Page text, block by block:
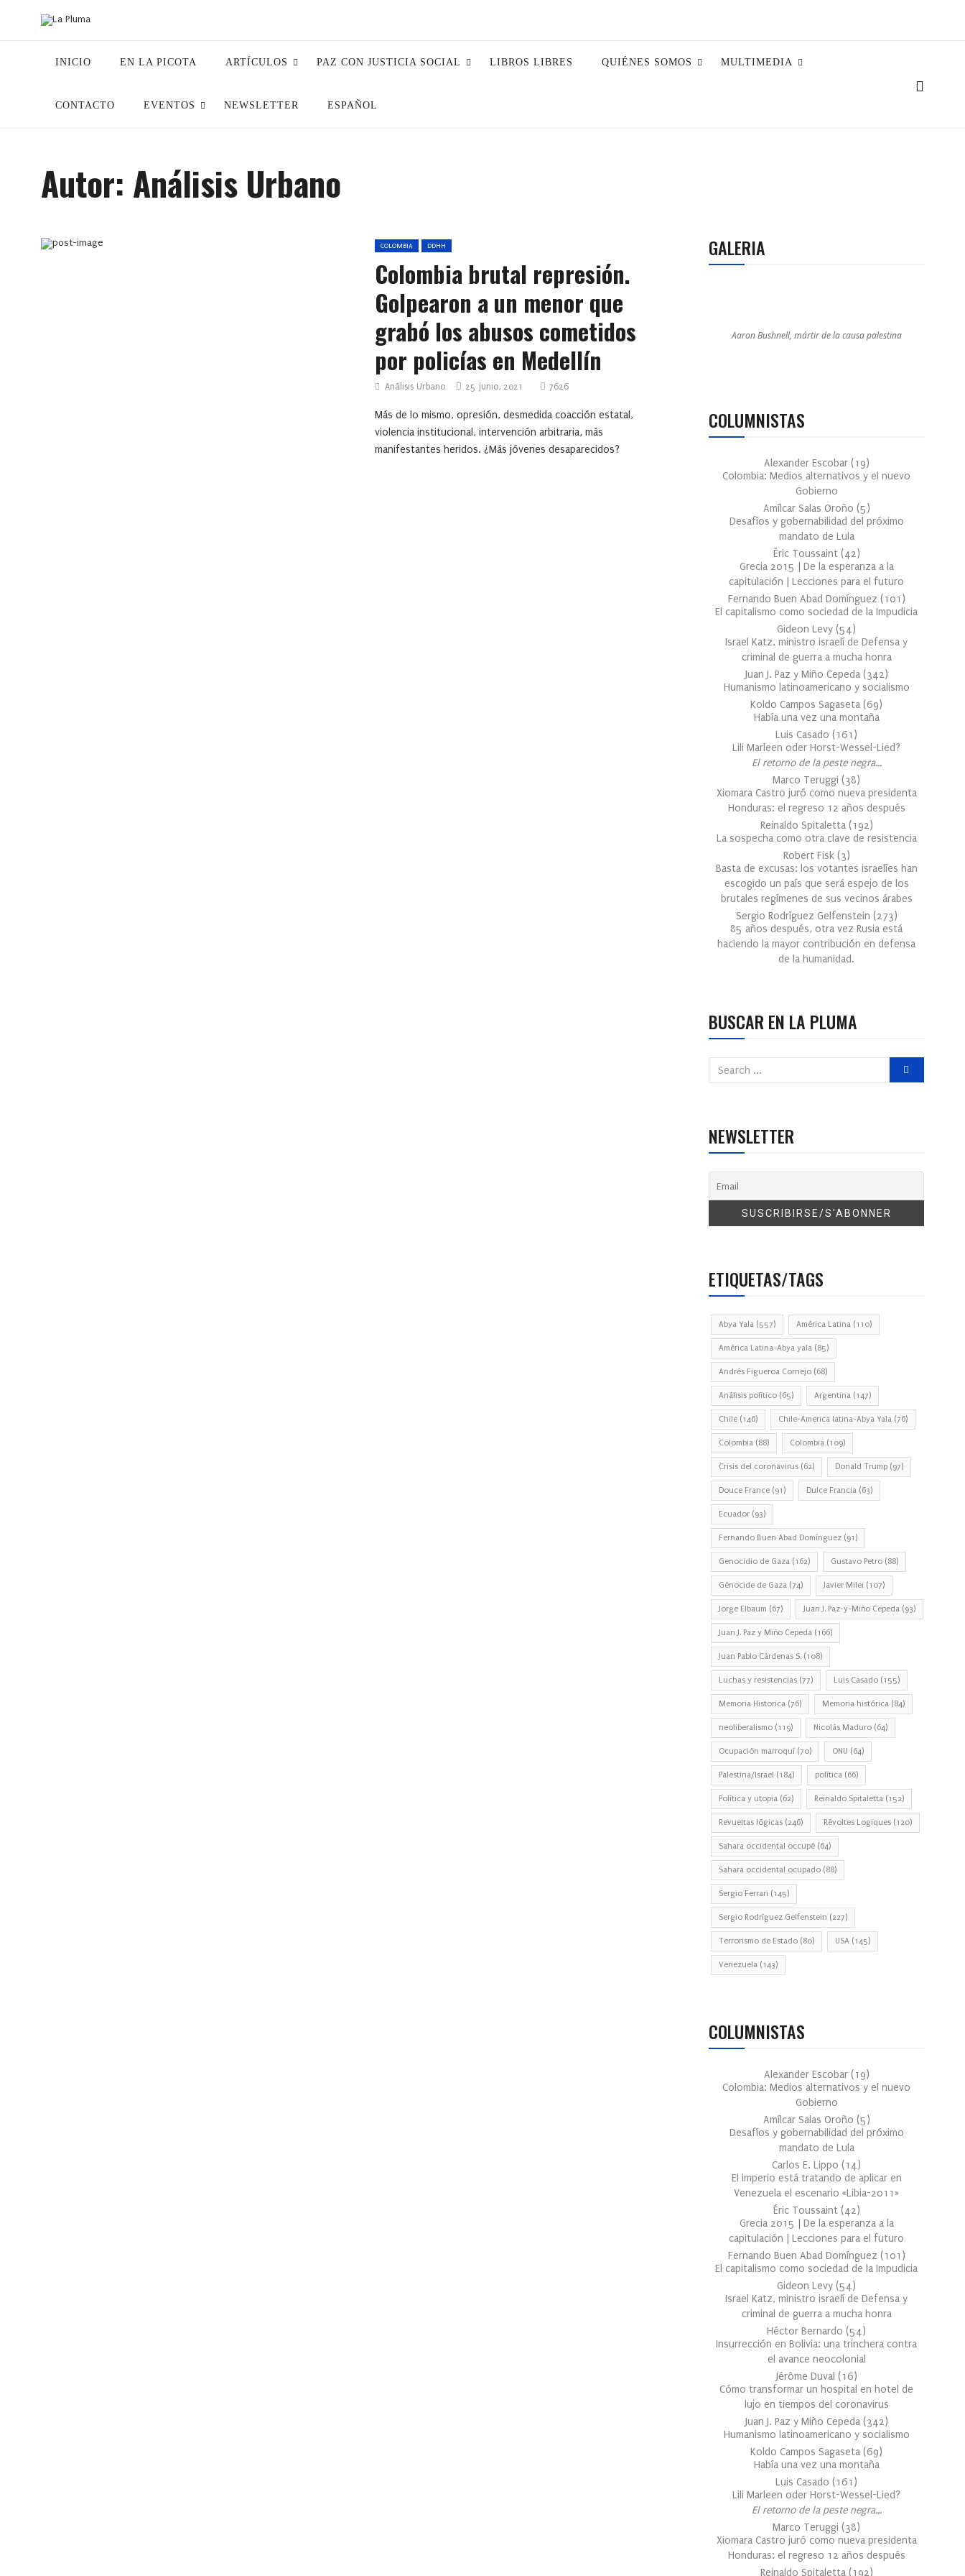
INICIO EN LA PICOTA ARTÍCULOS PAZ CON JUSTICIA SOCIAL LIBROS LIBRES QUIÉNES SOMOS MULTIMEDIA
CONTACTO EVENTOS NEWSLETTER ESPAÑOL
Autor: Análisis Urbano
COLOMBIA DDHH
Colombia brutal represión.
Golpearon a un menor que
grabó los abusos cometidos
por policías en Medellín
Análisis Urbano 25 junio, 2021 7626
Más de lo mismo, opresión, desmedida coacción estatal,
violencia institucional, intervención arbitraria, más
manifestantes heridos. ¿Más jóvenes desaparecidos?
GALERIA
Aaron Bushnell, mártir de la causa palestina
COLUMNISTAS
Alexander Escobar (19)
Colombia: Medios alternativos y el nuevo
Gobierno
Amílcar Salas Oroño (5)
Desafíos y gobernabilidad del próximo
mandato de Lula
Éric Toussaint (42)
Grecia 2015 | De la esperanza a la
capitulación | Lecciones para el futuro
Fernando Buen Abad Domínguez (101 )
El capitalismo como sociedad de la Impudicia
Gideon Levy (54)
Israel Katz, ministro israelí de Defensa y
criminal de guerra a mucha honra
Juan J. Paz y Miño Cepeda (342)
Humanismo latinoamericano y socialismo
Koldo Campos Sagaseta (69)
Había una vez una montaña
Luis Casado (161 )
Lili Marleen oder Horst-Wessel-Lied?
El retorno de la peste negra…
Marco Teruggi (38)
Xiomara Castro juró como nueva presidenta
Honduras: el regreso 12 años después
Reinaldo Spitaletta (192)
La sospecha como otra clave de resistencia
Robert Fisk (3)
Basta de excusas: los votantes israelíes han
escogido un país que será espejo de los
brutales regímenes de sus vecinos árabes
Sergio Rodríguez Gelfenstein (273)
85 años después, otra vez Rusia está
haciendo la mayor contribución en defensa
de la humanidad.
BUSCAR EN LA PLUMA
NEWSLETTER
ETIQUETAS/TAGS
Abya Yala (557) América Latina (110)
América Latina-Abya yala (85)
Andrés Figueroa Cornejo (68)
Análisis político (65) Argentina (147)
Chile (146) Chile-America latina-Abya Yala (76)
Colombia (88) Colombia (109)
Crisis del coronavirus (62) Donald Trump (97)
Douce France (91) Dulce Francia (63)
Ecuador (93)
Fernando Buen Abad Domínguez (91)
Genocidio de Gaza (162) Gustavo Petro (88)
Génocide de Gaza (74) Javier Milei (107)
Jorge Elbaum (67) Juan J. Paz-y-Miño Cepeda (93)
Juan J. Paz y Miño Cepeda (166)
Juan Pablo Cárdenas S. (108)
Luchas y resistencias (77) Luis Casado (155)
Memoria Historica (76) Memoria histórica (84)
neoliberalismo (119) Nicolás Maduro (64)
Ocupación marroquí (70) ONU (64)
Palestina/Israel (184) política (66)
Política y utopia (62) Reinaldo Spitaletta (152)
Revueltas lógicas (246) Révoltes Logiques (120)
Sahara occidental occupé (64)
Sahara occidental ocupado (88)
Sergio Ferrari (145)
Sergio Rodríguez Gelfenstein (227)
Terrorismo de Estado (80) USA (145)
Venezuela (143)
COLUMNISTAS
Alexander Escobar (19)
Colombia: Medios alternativos y el nuevo
Gobierno
Amílcar Salas Oroño (5)
Desafíos y gobernabilidad del próximo
mandato de Lula
Carlos E. Lippo (14)
El imperio está tratando de aplicar en
Venezuela el escenario «Libia-2011»
Éric Toussaint (42)
Grecia 2015 | De la esperanza a la
capitulación | Lecciones para el futuro
Fernando Buen Abad Domínguez (101 )
El capitalismo como sociedad de la Impudicia
Gideon Levy (54)
Israel Katz, ministro israelí de Defensa y
criminal de guerra a mucha honra
Héctor Bernardo (54)
Insurrección en Bolivia: una trinchera contra
el avance neocolonial
Jérôme Duval (16)
Cómo transformar un hospital en hotel de
lujo en tiempos del coronavirus
Juan J. Paz y Miño Cepeda (342)
Humanismo latinoamericano y socialismo
Koldo Campos Sagaseta (69)
Había una vez una montaña
Luis Casado (161 )
Lili Marleen oder Horst-Wessel-Lied?
El retorno de la peste negra…
Marco Teruggi (38)
Xiomara Castro juró como nueva presidenta
Honduras: el regreso 12 años después
Reinaldo Spitaletta (192)